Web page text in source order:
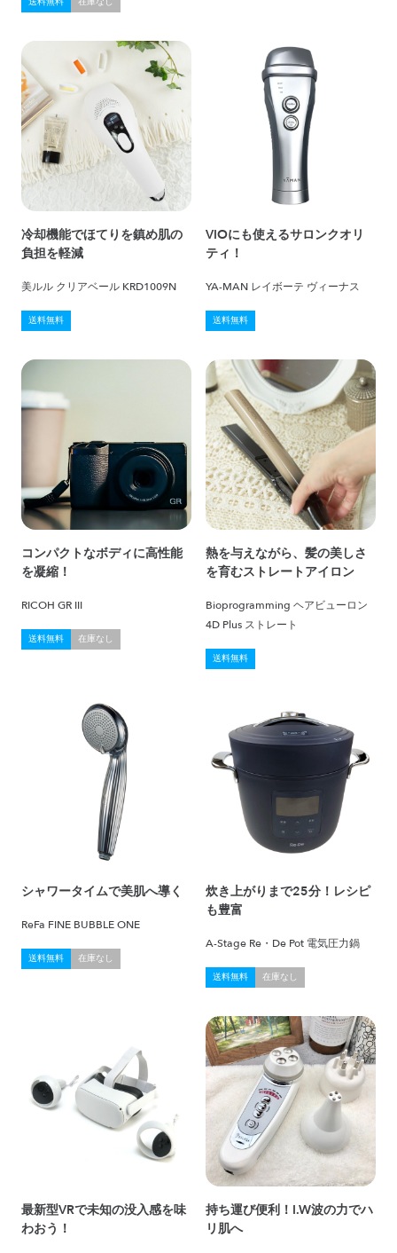
冷却機能でほてりを鎮め肌の
負担を軽減
美ルル クリアベール KRD1009N
送料無料
VIOにも使えるサロンクオリ
ティ！
YA-MAN レイボーテ ヴィーナス
送料無料
コンパクトなボディに高性能
を凝縮！
RICOH GR III
送料無料 在庫なし
熱を与えながら、髪の美しさ
を育むストレートアイロン
Bioprogramming ヘアビューロン
4D Plus ストレート
送料無料
シャワータイムで美肌へ導く
ReFa FINE BUBBLE ONE
送料無料 在庫なし
炊き上がりまで25分！レシピ
も豊富
A-Stage Re・De Pot 電気圧力鍋
送料無料 在庫なし
最新型VRで未知の没入感を味
わおう！
持ち運び便利！I.W波の力でハ
リ肌へ